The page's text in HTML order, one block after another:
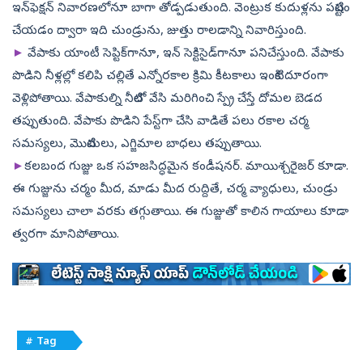
ఇన్‌ఫెక్షన్‌ నివారణలోనూ బాగా తోడ్పడుతుంది. వెంట్రుక కుదుళ్లను పటిష్టం
చేయడం ద్వారా ఇది చుండ్రును, జుత్తు రాలడాన్ని నివారిస్తుంది.
► వేపాకు యాంటీ సెప్టిక్‌గానూ, ఇన్‌ సెక్టిసైడ్‌గానూ పనిచేస్తుంది. వేపాకు
పొడిని నీళ్లల్లో కలిపి చల్లితే ఎన్నోరకాల క్రిమి కీటకాలు ఇంటికి దూరంగా
వెళ్లిపోతాయి. వేపాకుల్ని నీటిలో వేసి మరిగించి స్ప్రే చేస్తే దోమల బెడద
తప్పుతుంది. వేపాకు పొడిని పేస్ట్‌గా చేసి వాడితే పలు రకాల చర్మ
సమస్యలు, మొటిమలు, ఎగ్జిమాల బాధలు తప్పుతాయి.
►కలబంద గుజ్జు ఒక సహజసిద్ధమైన కండీషనర్‌. మాయిశ్చరైజర్‌ కూడా.
ఈ గుజ్జును చర్మం మీద, మాడు మీద రుద్దితే, చర్మ వ్యాధులు, చుండ్రు
సమస్యలు చాలా వరకు తగ్గుతాయి. ఈ గుజ్జుతో కాలిన గాయాలు కూడా
త్వరగా మానిపోతాయి.
# Tag